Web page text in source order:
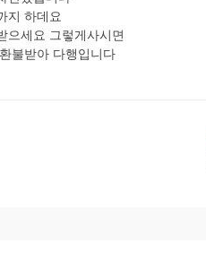
지 하데요
으세요 그렇게사시면
불받아 다행입니다